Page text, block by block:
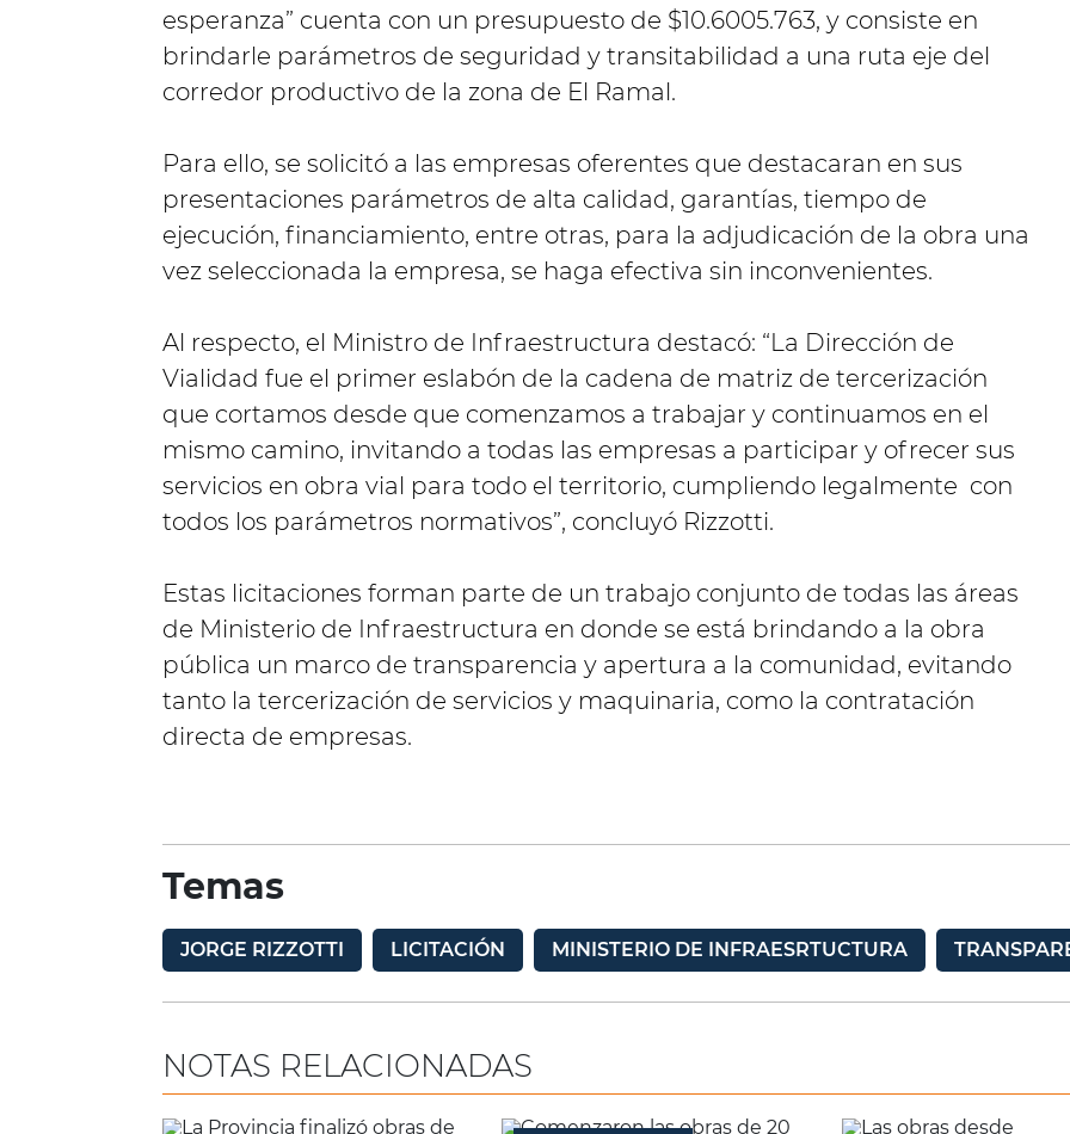
esperanza” cuenta con un presupuesto de $10.6005.763, y consiste en
brindarle parámetros de seguridad y transitabilidad a una ruta eje del
corredor productivo de la zona de El Ramal.
Para ello, se solicitó a las empresas oferentes que destacaran en sus
presentaciones parámetros de alta calidad, garantías, tiempo de
ejecución, financiamiento, entre otras, para la adjudicación de la obra una
vez seleccionada la empresa, se haga efectiva sin inconvenientes.
Al respecto, el Ministro de Infraestructura destacó: “La Dirección de
Vialidad fue el primer eslabón de la cadena de matriz de tercerización
que cortamos desde que comenzamos a trabajar y continuamos en el
mismo camino, invitando a todas las empresas a participar y ofrecer sus
servicios en obra vial para todo el territorio, cumpliendo legalmente con
todos los parámetros normativos”, concluyó Rizzotti.
Estas licitaciones forman parte de un trabajo conjunto de todas las áreas
de Ministerio de Infraestructura en donde se está brindando a la obra
pública un marco de transparencia y apertura a la comunidad, evitando
tanto la tercerización de servicios y maquinaria, como la contratación
directa de empresas.
Temas
JORGE RIZZOTTI LICITACIÓN MINISTERIO DE INFRAESRTUCTURA
NOTAS RELACIONADAS